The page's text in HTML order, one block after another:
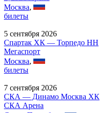
Москва,
билеты
5 сентября 2026
Спартак ХК — Торпедо НН
Мегаспорт
Москва,
билеты
7 сентября 2026
СКА — Динамо Москва ХК
СКА Арена